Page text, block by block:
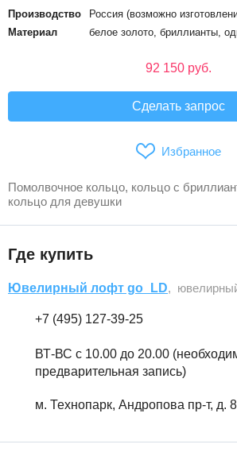
Производство
Россия (возможно
Материал
белое золото, бриллианты,
92 150 руб.
Сделать запрос
Избранное
Помолвочное кольцо, кольцо с
кольцо для девушки
Где купить
Ювелирный лофт go_LD,
+7 (495) 127-39-25
ВТ-ВС с 10.00 до 20.00
предварительная запись)
м. Технопарк, Андропова пр-т, д.